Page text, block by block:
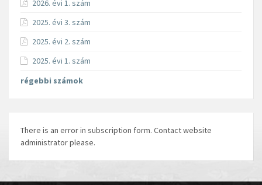
2026. évi 1. szám
2025. évi 3. szám
2025. évi 2. szám
2025. évi 1. szám
régebbi számok
There is an error in subscription form. Contact website
administrator please.